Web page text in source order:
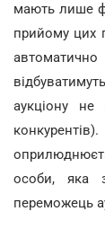
мають лише
прийому цих
аукціону не
особи, яка
переможець